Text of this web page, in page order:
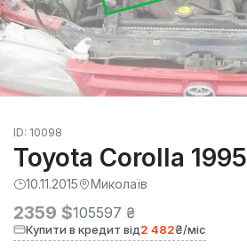
ID: 10098
Toyota Corolla 1995
10.11.2015 Миколаїв
2359 $105597 ₴
Купити в кредит від2 482₴/міс